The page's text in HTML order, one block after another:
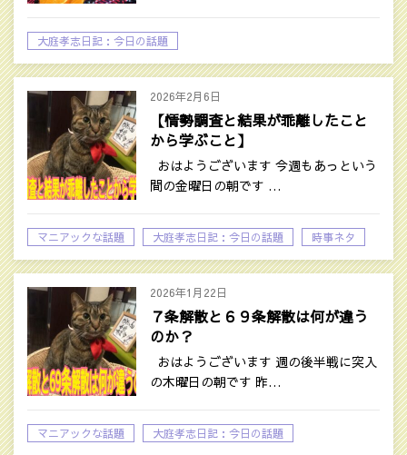
大庭孝志日記：今日の話題
2026年2月6日
【情勢調査と結果が乖離したこと
から学ぶこと】
おはようございます 今週もあっという
間の金曜日の朝です …
マニアックな話題 大庭孝志日記：今日の話題 時事ネタ
2026年1月22日
７条解散と６９条解散は何が違う
のか？
おはようございます 週の後半戦に突入
の木曜日の朝です 昨…
マニアックな話題 大庭孝志日記：今日の話題